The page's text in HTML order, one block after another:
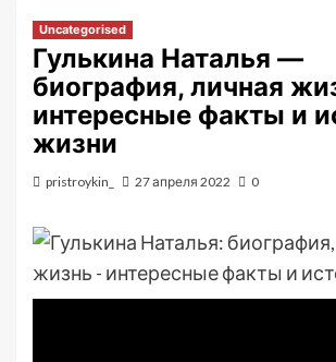
Uncategorised
Гулькина Наталья —
биография, личная
интересные факты и
жизни
pristroykin_ 27 апреля 2022 0